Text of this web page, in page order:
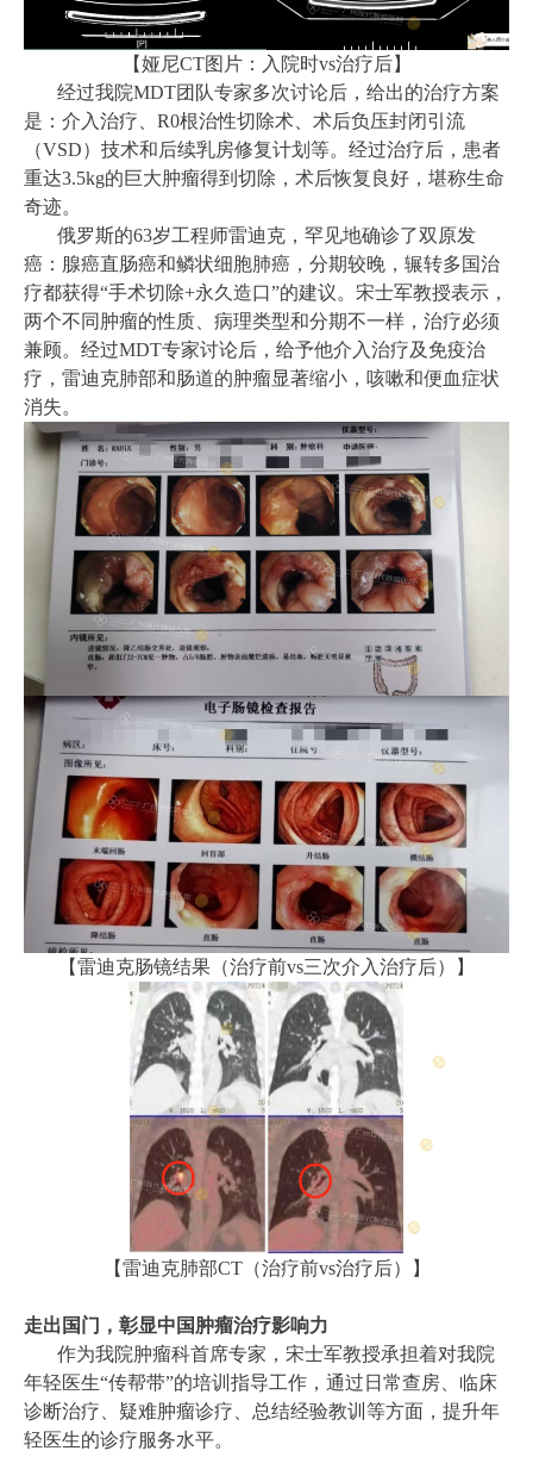
【娅尼CT图片：入院时vs治疗后】
经过我院MDT团队专家多次讨论后，给出的治疗方案
是：介入治疗、R0根治性切除术、术后负压封闭引流
（VSD）技术和后续乳房修复计划等。经过治疗后，患者
重达3.5kg的巨大肿瘤得到切除，术后恢复良好，堪称生命
奇迹。
俄罗斯的63岁工程师雷迪克，罕见地确诊了双原发
癌：腺癌直肠癌和鳞状细胞肺癌，分期较晚，辗转多国治
疗都获得“手术切除+永久造口”的建议。宋士军教授表示，
两个不同肿瘤的性质、病理类型和分期不一样，治疗必须
兼顾。经过MDT专家讨论后，给予他介入治疗及免疫治
疗，雷迪克肺部和肠道的肿瘤显著缩小，咳嗽和便血症状
消失。
【雷迪克肠镜结果（治疗前vs三次介入治疗后）】
【雷迪克肺部CT（治疗前vs治疗后）】
走出国门，彰显中国肿瘤治疗影响力
作为我院肿瘤科首席专家，宋士军教授承担着对我院
年轻医生“传帮带”的培训指导工作，通过日常查房、临床
诊断治疗、疑难肿瘤诊疗、总结经验教训等方面，提升年
轻医生的诊疗服务水平。